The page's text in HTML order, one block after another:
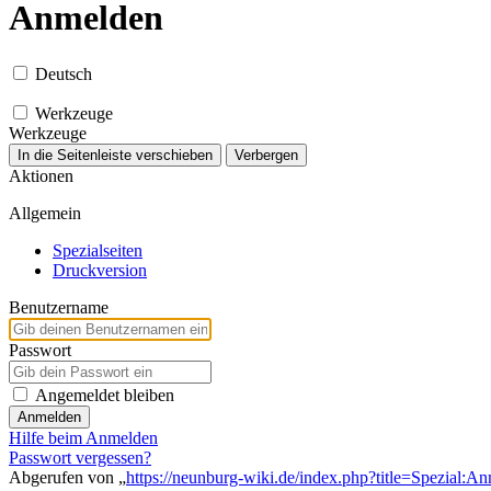
Anmelden
Deutsch
Werkzeuge
Werkzeuge
In die Seitenleiste verschieben Verbergen
Aktionen
Allgemein
Spezialseiten
Druckversion
Benutzername
Passwort
Angemeldet bleiben
Anmelden
Hilfe beim Anmelden
Passwort vergessen?
Abgerufen von „https://neunburg-wiki.de/